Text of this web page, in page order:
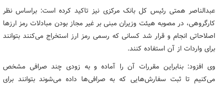
عبدالناصر همتی رئیس کل بانک مرکزی نیز تاکید کرده است: براساس نظر
کارگروهی، در مصوبه هیئت وزیران مبنی بر غیر مجاز بودن مبادلات رمز ارزها
اصلاحاتی انجام و قرار شد کسانی که رسمی رمز ارز استخراج می‌کنند بتوانند
برای واردات از آن استفاده کنند.
وی افزود: بنابراین مقررات آن را آماده و به زودی چند صرافی مشخص
می‌کنیم تا ثبت سفارش‌هایی که به صرافی‌ها داده می‌شوند بتوانند برای